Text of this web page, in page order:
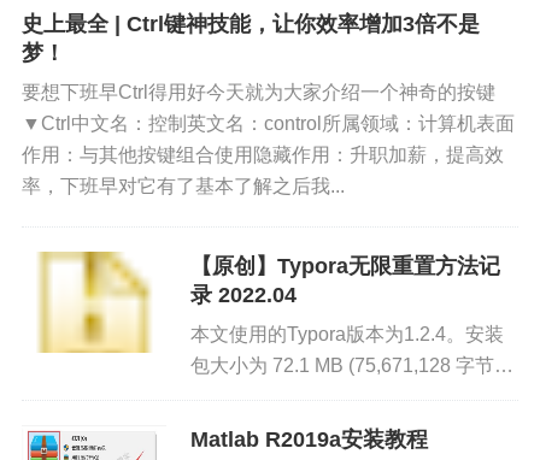
理员权限提示，点<是(Y)>随便按一个
史上最全 | Ctrl键神技能，让你效率增加3倍不是
梦！
要想下班早Ctrl得用好今天就为大家介绍一个神奇的按键
▼Ctrl中文名：控制英文名：control所属领域：计算机表面
作用：与其他按键组合使用隐藏作用：升职加薪，提高效
率，下班早对它有了基本了解之后我...
【原创】Typora无限重置方法记
录 2022.04
本文使用的Typora版本为1.2.4。安装
包大小为 72.1 MB (75,671,128 字节)
同时也使用 0.11.18版本安装包作为对
比，经测试，0.11.18...
Matlab R2019a安装教程